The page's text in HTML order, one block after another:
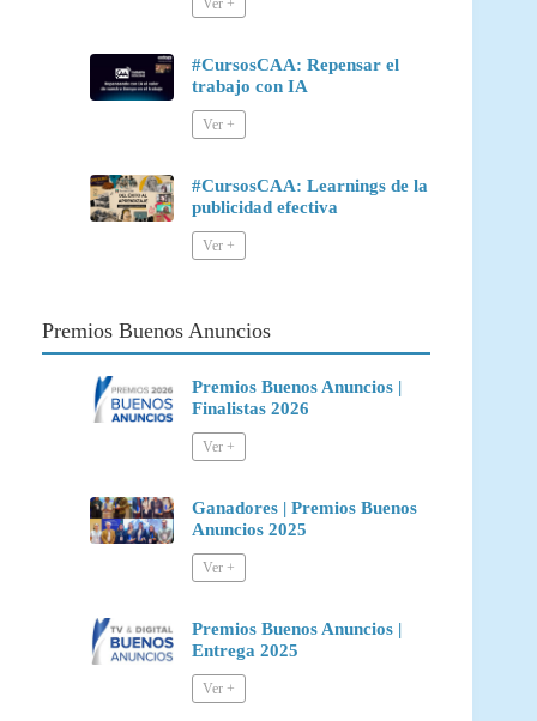
#CursosCAA: Repensar el
trabajo con IA
#CursosCAA: Learnings de la
publicidad efectiva
Premios Buenos Anuncios
Premios Buenos Anuncios |
Finalistas 2026
Ganadores | Premios Buenos
Anuncios 2025
Premios Buenos Anuncios |
Entrega 2025